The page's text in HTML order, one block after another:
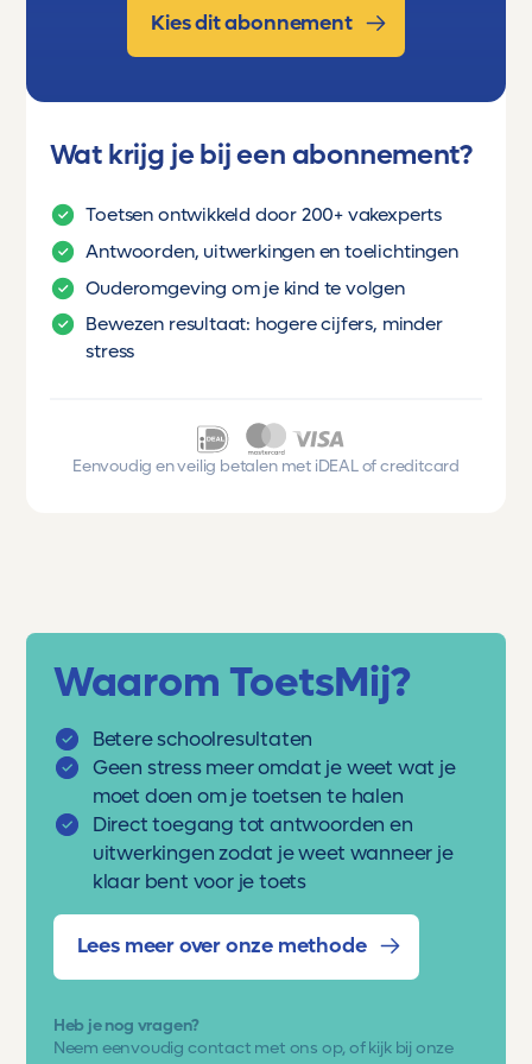
koude zeestroom, lagedrukgebied,
landdegradatie, landschapszones,
verwering, mens, metamorf gesteente,
windsystemen, morene, oceanische
circulatie, ontbossing, overbeweiding,
passaat, platentektoniek,
plooiingsgebergte, polaire zone,
puinhelling, puinwaaier, rek, ridge push,
riftvallei, schildvulkaan, sedimentatie,
stollingsgesteente, stratovulkaan,
subductie, subtropische zone, transforme
Kies dit abonnement
Wat krijg je bij een abonnement?
Toetsen ontwikkeld door 200+ vakexperts
Antwoorden, uitwerkingen en toelichtingen
Ouderomgeving om je kind te volgen
Bewezen resultaat: hogere cijfers, minder
stress
Eenvoudig en veilig betalen met iDEAL of creditcard
Waarom ToetsMij?
Betere schoolresultaten
Geen stress meer omdat je weet wat je
moet doen om je toetsen te halen
Direct toegang tot antwoorden en
uitwerkingen zodat je weet wanneer je
klaar bent voor je toets
Lees meer over onze methode
Heb je nog vragen?
Neem eenvoudig contact met ons op, of kijk bij onze